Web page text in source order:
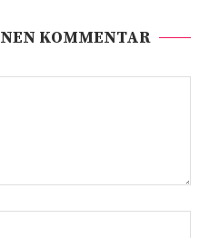
KOMMENTAR